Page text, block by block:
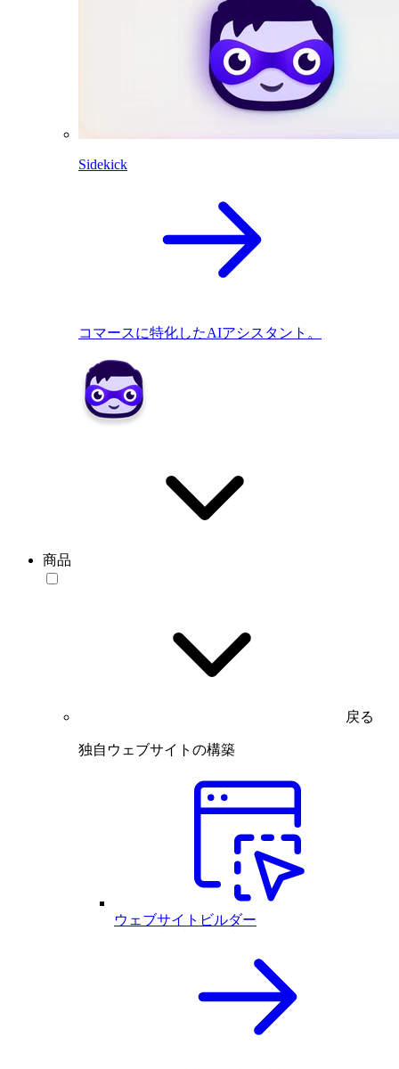
Sidekick
コマースに特化したAIアシスタント。
商品
戻る
独自ウェブサイトの構築
ウェブサイトビルダー